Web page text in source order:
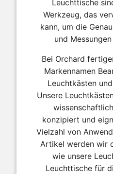
Leuchttische
Werkzeug, das
kann, um die
und
Bei Orchard
Markennamen
Leuchtkästen
Unsere
konzipiert und
Vielzahl von
Artikel werden wir
wie unsere
Leuchttische für